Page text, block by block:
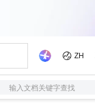
输入文档关键字查找